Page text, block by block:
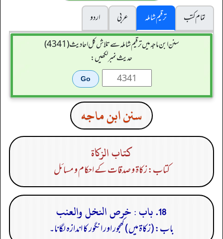
تمام کتب
ترقیم شاملہ عربی
اردو
سنن ابن ماجہ میں ترقیم شاملہ سے تلاش کل احادیث (4341)
حدیث نمبر لکھیں:
سنن ابن ماجه
كتاب الزكاة
کتاب: زکاۃ و صدقات کے احکام و مسائل
18. باب : خرص النخل والعنب
باب: (زکاۃ میں) کھجور اور انگور کا اندازہ لگانا۔